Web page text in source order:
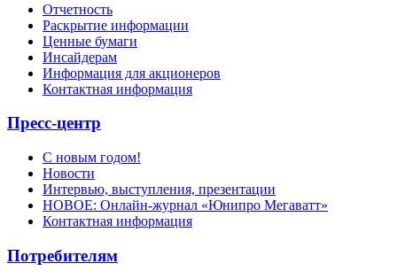
Отчетность
Раскрытие информации
Ценные бумаги
Инсайдерам
Информация для акционеров
Контактная информация
Пресс-центр
С новым годом!
Новости
Интервью, выступления, презентации
НОВОЕ: Онлайн-журнал «Юнипро Мегаватт»
Контактная информация
Потребителям